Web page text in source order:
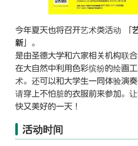
今年夏天也将召开艺术类活动 「
新 」。
是由圣德大学和六家相关机构联合
在大自然中利用色彩缤纷的绘画
术。还可以和大学生一同体验演奏
请穿上不怕脏的衣服前来参加。
快又美好的一天！
活动时间